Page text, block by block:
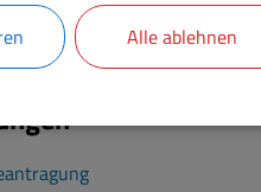
Unterhaltssicherung
Alle ablehnen